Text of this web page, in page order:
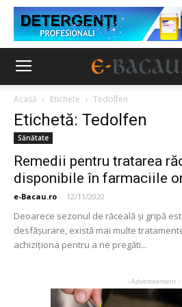
Acasă Etichete Tedolfen
Etichetă: Tedolfen
Sănătate
Remedii pentru tratarea
disponibile în farmaciile
e-Bacau.ro - 12/11/2020
Deoarece sezonul de răceală și gripă
desfășurare, există mai multe
achiziționa pentru a ne pregăti...
- Advertisement -